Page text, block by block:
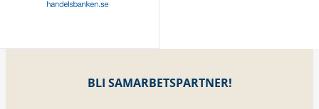
BLI SAMARBETSPARTNER!